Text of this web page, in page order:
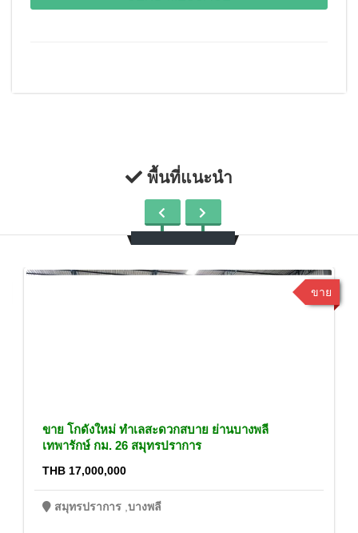
พื้นที่แนะนำ
ขาย
ขาย โกดังใหม่ ทำเลสะดวกสบาย ย่านบางพลี
เทพารักษ์ กม. 26 สมุทรปราการ
THB 17,000,000
สมุทรปราการ ,บางพลี